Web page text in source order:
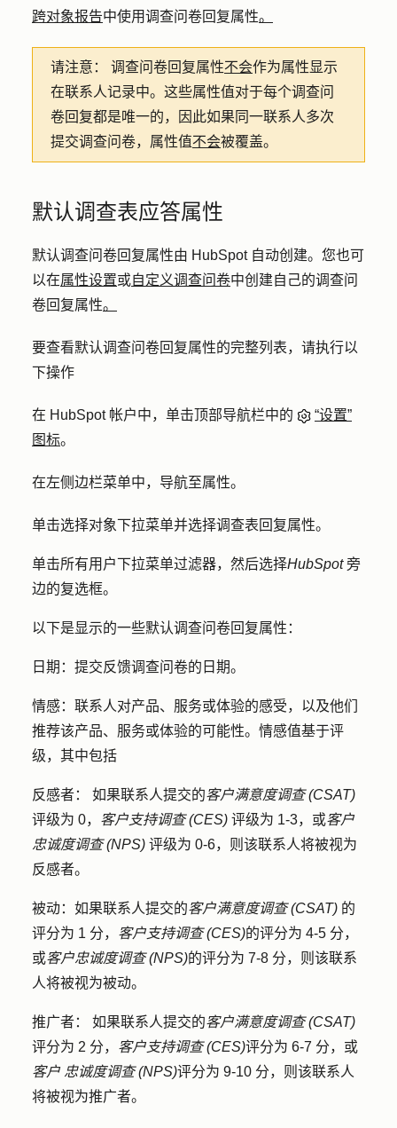
跨对象报告中使用调查问卷回复属性。
请注意： 调查问卷回复属性不会作为属性显示
在联系人记录中。这些属性值对于每个调查问
卷回复都是唯一的，因此如果同一联系人多次
提交调查问卷，属性值不会被覆盖。
默认调查表应答属性
默认调查问卷回复属性由 HubSpot 自动创建。您也可
以在属性设置或自定义调查问卷中创建自己的调查问
卷回复属性。
要查看默认调查问卷回复属性的完整列表，请执行以
下操作
在 HubSpot 帐户中，单击顶部导航栏中的
“设置”
图标。
在左侧边栏菜单中，导航至属性。
单击选择对象下拉菜单并选择调查表回复属性。
单击所有用户下拉菜单过滤器，然后选择HubSpot旁
边的复选框。
以下是显示的一些默认调查问卷回复属性：
日期 ：提交反馈调查问卷的日期。
情感：联系人对产品、服务或体验的感受，以及他们
推荐该产品、服务或体验的可能性。情感值基于评
级，其中包括
反感者： 如果联系人提交的客户满意度调查 (CSAT)
评级为 0， 客户支持调查 (CES) 评级为 1-3，或客户
忠诚度调查 (NPS) 评级为 0-6，则该联系人将被视为
反感者。
被动： 如果联系人提交的客户满意度调查 (CSAT) 的
评分为 1 分， 客户支持调查 (CES)的评分为 4-5 分，
或客户忠诚度调查 (NPS)的评分为 7-8 分，则该联系
人将被视为被动。
推广者： 如果联系人提交的客户满意度调查 (CSAT)
评分为 2 分， 客户支持调查 (CES)评分为 6-7 分，或
客户 忠诚度调查 (NPS)评分为 9-10 分，则该联系人
将被视为推广者。